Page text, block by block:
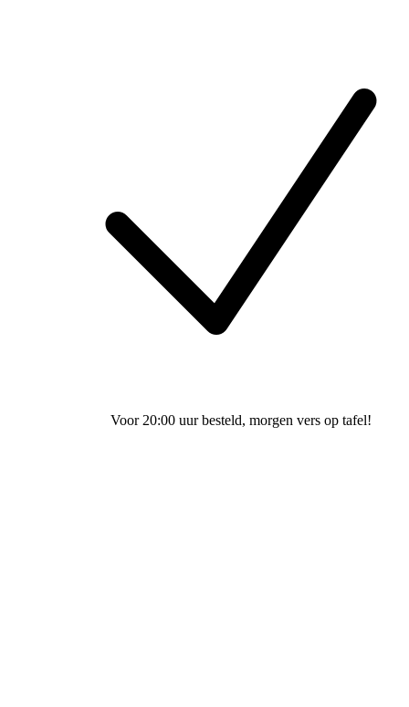
Voor 20:00 uur besteld, morgen vers op tafel!